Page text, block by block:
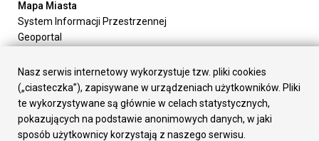
Mapa Miasta
System Informacji Przestrzennej
Geoportal
Załatw sprawę
Prezydent Miasta
Rada Miasta
Wydziały
Elektroniczna Skrzynka Podawcza
Nasz serwis internetowy wykorzystuje tzw. pliki cookies
(„ciasteczka”), zapisywane w urządzeniach użytkowników. Pliki
te wykorzystywane są głównie w celach statystycznych,
pokazujących na podstawie anonimowych danych, w jaki
sposób użytkownicy korzystają z naszego serwisu.